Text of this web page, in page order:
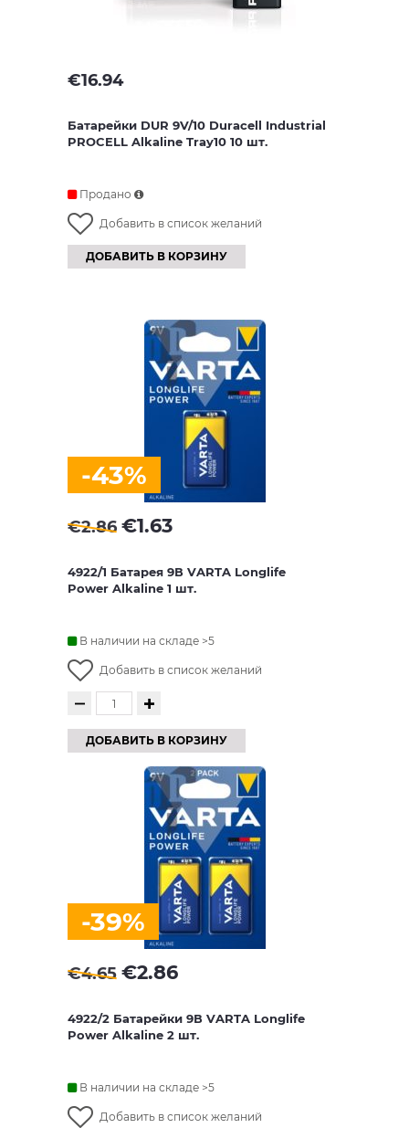
€16.94
Батарейки DUR 9V/10 Duracell Industrial
PROCELL Alkaline Tray10 10 шт.
Продано
Добавить в список желаний
ДОБАВИТЬ В КОРЗИНУ
-43%
€2.86 €1.63
4922/1 Батарея 9В VARTA Longlife
Power Alkaline 1 шт.
В наличии на складе >5
Добавить в список желаний
ДОБАВИТЬ В КОРЗИНУ
-39%
€4.65 €2.86
4922/2 Батарейки 9В VARTA Longlife
Power Alkaline 2 шт.
В наличии на складе >5
Добавить в список желаний